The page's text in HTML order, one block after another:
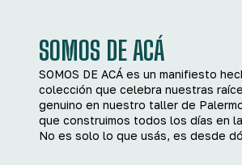
SOMOS DE ACÁ
SOMOS DE ACÁ es un manifiesto
colección que celebra nuestras
genuino en nuestro taller de
que construimos todos los días en
No es solo lo que usás, es desde